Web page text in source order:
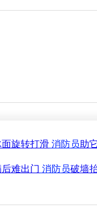
旋转打滑 消防员助
难出门 消防员破墙